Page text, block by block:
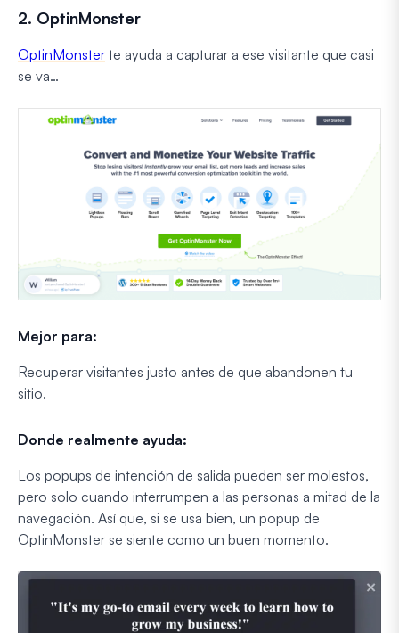
2. OptinMonster
OptinMonster te ayuda a capturar a ese visitante que casi
se va…
Mejor para:
Recuperar visitantes justo antes de que abandonen tu
sitio.
Donde realmente ayuda:
Los popups de intención de salida pueden ser molestos,
pero solo cuando interrumpen a las personas a mitad de la
navegación. Así que, si se usa bien, un popup de
OptinMonster se siente como un buen momento.